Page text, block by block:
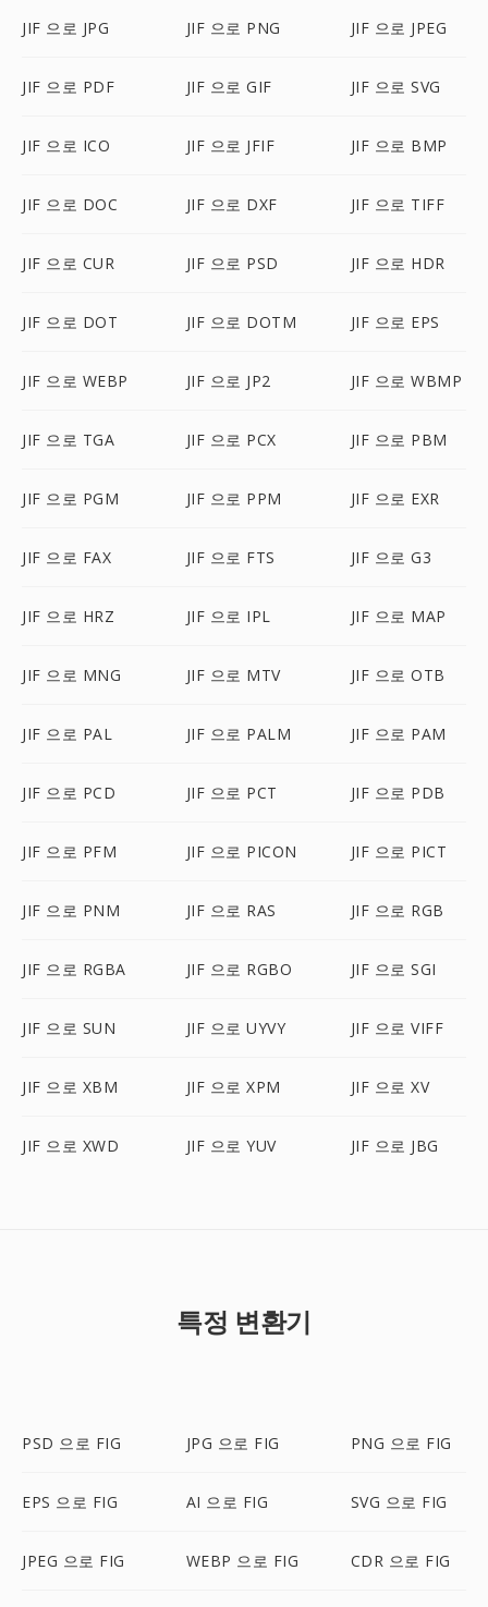
JIF 으로 JPG JIF 으로 PNG JIF 으로 JPEG
JIF 으로 PDF JIF 으로 GIF JIF 으로 SVG
JIF 으로 ICO JIF 으로 JFIF JIF 으로 BMP
JIF 으로 DOC JIF 으로 DXF JIF 으로 TIFF
JIF 으로 CUR JIF 으로 PSD JIF 으로 HDR
JIF 으로 DOT JIF 으로 DOTM JIF 으로 EPS
JIF 으로 WEBP JIF 으로 JP2 JIF 으로 WBMP
JIF 으로 TGA JIF 으로 PCX JIF 으로 PBM
JIF 으로 PGM JIF 으로 PPM JIF 으로 EXR
JIF 으로 FAX JIF 으로 FTS JIF 으로 G3
JIF 으로 HRZ JIF 으로 IPL JIF 으로 MAP
JIF 으로 MNG JIF 으로 MTV JIF 으로 OTB
JIF 으로 PAL JIF 으로 PALM JIF 으로 PAM
JIF 으로 PCD JIF 으로 PCT JIF 으로 PDB
JIF 으로 PFM JIF 으로 PICON JIF 으로 PICT
JIF 으로 PNM JIF 으로 RAS JIF 으로 RGB
JIF 으로 RGBA JIF 으로 RGBO JIF 으로 SGI
JIF 으로 SUN JIF 으로 UYVY JIF 으로 VIFF
JIF 으로 XBM JIF 으로 XPM JIF 으로 XV
JIF 으로 XWD JIF 으로 YUV JIF 으로 JBG
특정 변환기
PSD 으로 FIG JPG 으로 FIG PNG 으로 FIG
EPS 으로 FIG AI 으로 FIG SVG 으로 FIG
JPEG 으로 FIG WEBP 으로 FIG CDR 으로 FIG